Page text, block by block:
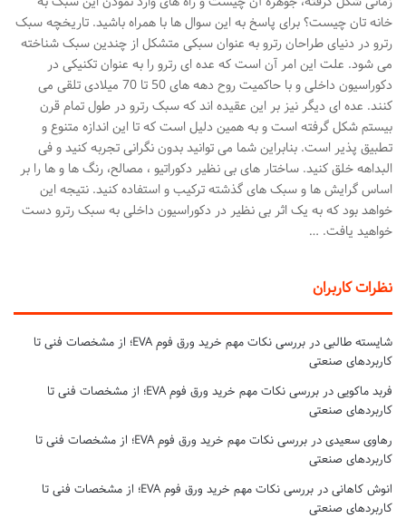
خانه تان چیست؟ برای پاسخ به این سوال ها با همراه باشید. تاریخچه سبک
رترو در دنیای طراحان رترو به عنوان سبکی متشکل از چندین سبک شناخته
می شود. علت این امر آن است که عده ای رترو را به عنوان تکنیکی در
دکوراسیون داخلی و با حاکمیت روح دهه های 50 تا 70 میلادی تلقی می
کنند. عده ای دیگر نیز بر این عقیده اند که سبک رترو در طول تمام قرن
بیستم شکل گرفته است و به همین دلیل است که تا این اندازه متنوع و
تطبیق پذیر است. بنابراین شما می توانید بدون نگرانی تجربه کنید و فی
البداهه خلق کنید. ساختار های بی نظیر دکوراتیو ، مصالح، رنگ ها و ها را بر
اساس گرایش ها و سبک های گذشته ترکیب و استفاده کنید. نتیجه این
خواهد بود که به یک اثر بی نظیر در دکوراسیون داخلی به سبک رترو دست
خواهید یافت. …
نظرات کاربران
شایسته طالبی در
بررسی نکات مهم خرید ورق فوم EVA؛ از مشخصات فنی تا
کاربردهای صنعتی
فربد ماکویی در
بررسی نکات مهم خرید ورق فوم EVA؛ از مشخصات فنی تا
کاربردهای صنعتی
رهاوی سعیدی در
بررسی نکات مهم خرید ورق فوم EVA؛ از مشخصات فنی تا
کاربردهای صنعتی
انوش کاهانی در
بررسی نکات مهم خرید ورق فوم EVA؛ از مشخصات فنی تا
کاربردهای صنعتی